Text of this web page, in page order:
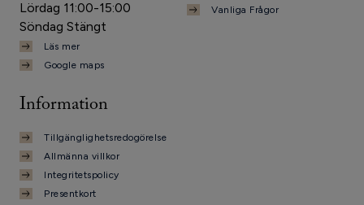
Lördag 11:00-15:00
Söndag Stängt
Läs mer
Google maps
Vanliga Frågor
Information
Tillgänglighetsredogörelse
Allmänna villkor
Integritetspolicy
Presentkort